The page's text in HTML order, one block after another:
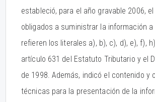
estableció, para el año gravable 2006,
obligados a suministrar la información a
refieren los literales a), b), c), d), e), f),
artículo 631 del Estatuto Tributario y el
de 1998. Además, indicó el contenido y
técnicas para la presentación de la